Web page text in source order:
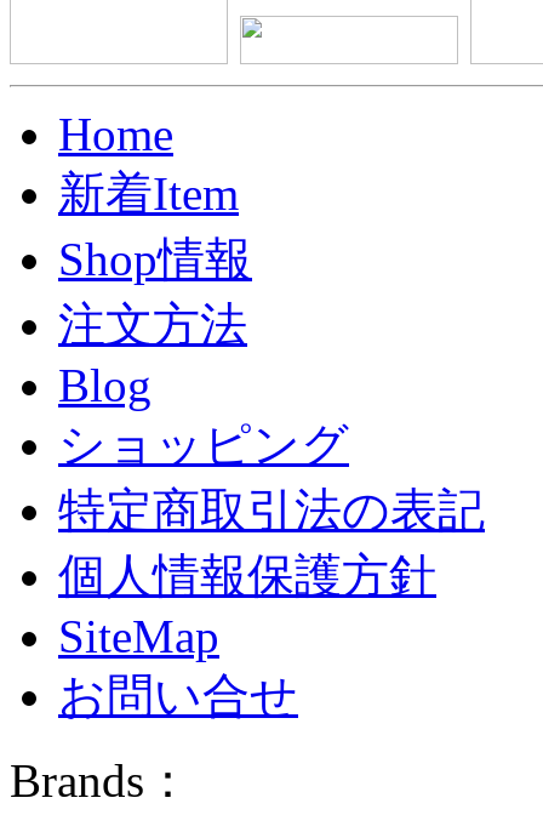
Home
新着Item
Shop情報
注文方法
Blog
ショッピング
特定商取引法の表記
個人情報保護方針
SiteMap
お問い合せ
Brands：